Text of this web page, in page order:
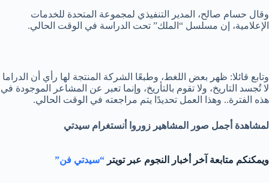
وقال حسام صالح، المدير التنفيذي لمجموعة المتحدة للخدمات
الإعلامية، إن مسلسل “الملك” تحت الدراسة في الوقت الحالي.
وتابع قائلا: ظهر بعض اللغط، وطبعًا الشركة المنتجة لها رأي أن الدراما
لا تُجسد التاريخ، ولا تقوم بالتأريخ، وإنما تعبر عن المشاعر الموجودة في
هذه الفترة.. وهذا العمل تحديدًا يتم مراجعته في الوقت الحالي.
لمشاهدة أجمل صور المشاهير زوروا أنستغرام سيدتي
ويمكنكم متابعة آخر أخبار النجوم عبر تويتر “سيدتي فن”